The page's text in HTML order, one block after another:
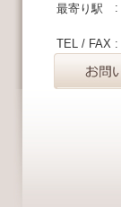
最寄り駅 :
TEL / FAX :